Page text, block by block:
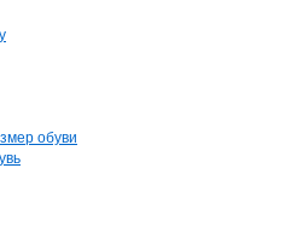
обуви